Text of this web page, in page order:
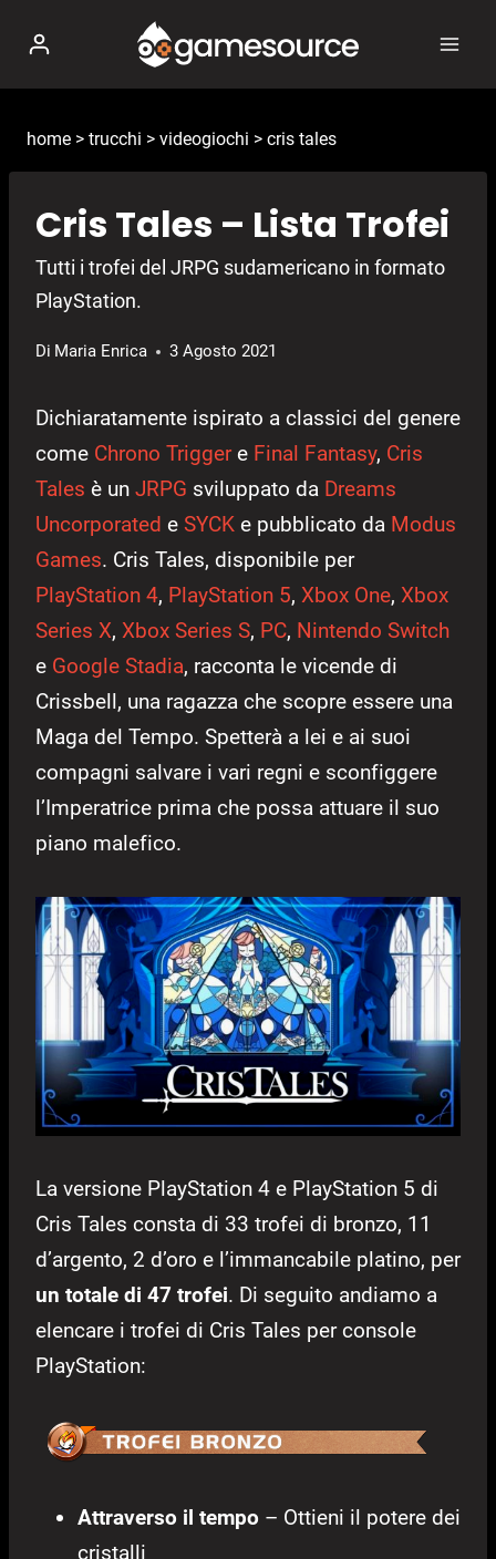
contenuto
home > trucchi > videogiochi > cris tales
Cris Tales – Lista Trofei
Tutti i trofei del JRPG sudamericano in formato
PlayStation.
Di Maria Enrica 3 Agosto 2021
Dichiaratamente ispirato a classici del genere
come Chrono Triggere Final Fantasy, Cris
Tales è un JRPG sviluppato da Dreams
Uncorporated e SYCK e pubblicato da Modus
Games. Cris Tales, disponibile per
PlayStation 4, PlayStation 5, Xbox One, Xbox
Series X, Xbox Series S, PC, Nintendo Switch
e Google Stadia, racconta le vicende di
Crissbell, una ragazza che scopre essere una
Maga del Tempo. Spetterà a lei e ai suoi
compagni salvare i vari regni e sconfiggere
l’Imperatrice prima che possa attuare il suo
piano malefico.
La versione PlayStation 4 e PlayStation 5 di
Cris Tales consta di 33 trofei di bronzo, 11
d’argento, 2 d’oro e l’immancabile platino, per
un totale di 47 trofei. Di seguito andiamo a
elencare i trofei di Cris Tales per console
PlayStation:
Attraverso il tempo – Ottieni il potere dei
cristalli